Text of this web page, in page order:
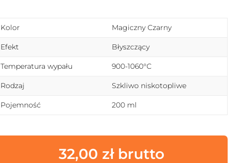
Kolor Magiczny Czarny
Efekt Błyszczący
Temperatura wypału 900-1060°C
Rodzaj Szkliwo niskotopliwe
Pojemność 200 ml
32,00 zł